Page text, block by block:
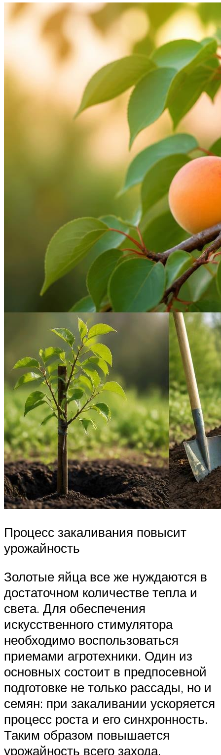
Процесс закаливания повысит
урожайность
Золотые яйца все же нуждаются в
достаточном количестве тепла и
света. Для обеспечения
искусственного стимулятора
необходимо воспользоваться
приемами агротехники. Один из
основных состоит в предпосевной
подготовке не только рассады, но и
семян: при закаливании ускоряется
процесс роста и его синхронность.
Таким образом повышается
урожайность всего захода.